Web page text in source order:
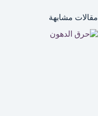
مقالات مشابهة